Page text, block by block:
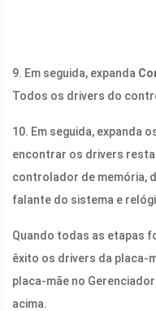
9. Em seguida, expanda
Todos os drivers do
10. Em seguida, expanda
encontrar os drivers
controlador de memória,
falante do sistema e
Quando todas as etapas
êxito os drivers da placa-
placa-mãe no
acima.